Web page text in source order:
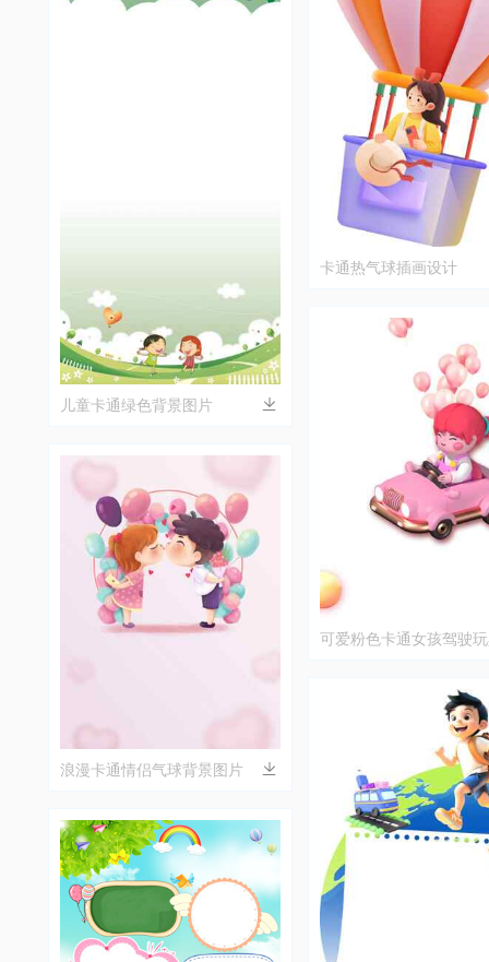
儿童卡通绿色背景图片
浪漫卡通情侣气球背景图片
卡通热气球插画设计
可爱粉色卡通女孩驾驶